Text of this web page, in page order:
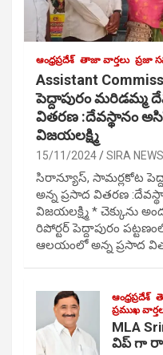
ఆంధ్రప్రదేశ్ తాజా వార్తలు ప్రజా
Assistant
పెద్దాపురం మరిడమ్మ
వితరణ :దేవస్థానం
విజయలక్ష్మి
15/11/2024 SIRA NEWS
సిరాన్యూస్, సామర్లకోట
అన్న ప్రసాద వితరణ
విజయలక్ష్మి * చెక్కును
రిపోర్టర్ పెద్దాపురం
ఆలయంలో అన్న ప్రసాద
ఆంధ్రప్రదేశ్
ప్రముఖ
MLA
విప్ గా